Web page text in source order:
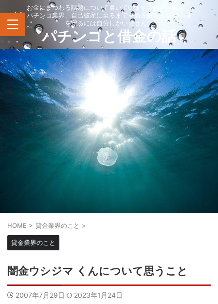
お金にまつわる話題について書いています。借金、闇金、
パチンコ業界、自己破産に至るまでを徹底解剖。自分の身
を守るには自分しかいません。
パチンコと借金の話
HOME > 貸金業界のこと >
貸金業界のこと
闇金ウシジマ くんについて思うこと
2007年7月29日 2023年1月24日